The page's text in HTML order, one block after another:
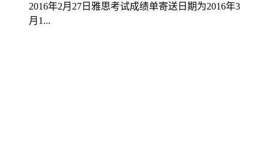
2016年2月27日雅思考试成绩单寄送日期为2016年3
月1...